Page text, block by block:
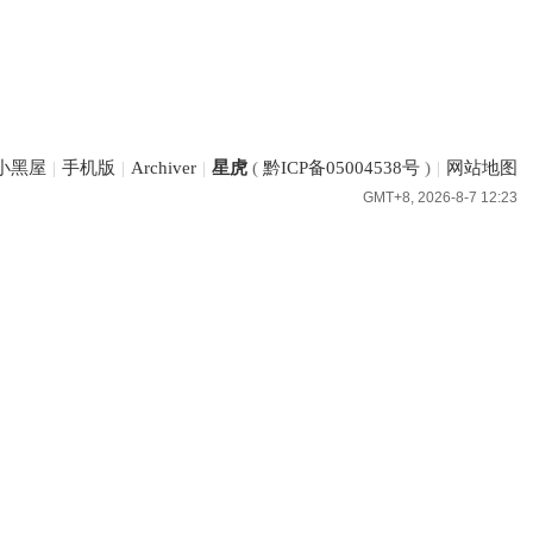
黑屋 | 手机版 | Archiver | 星虎( 黔ICP备05004538号) | 网站地图
GMT+8, 2026-8-7 12:23